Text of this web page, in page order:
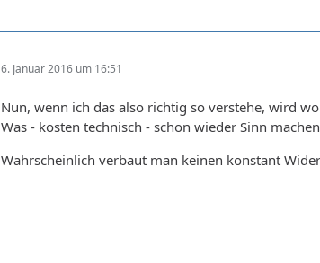
6. Januar 2016 um 16:51
Nun, wenn ich das also richtig so verstehe, wird
Was - kosten technisch - schon wieder Sinn
Wahrscheinlich verbaut man keinen konstant